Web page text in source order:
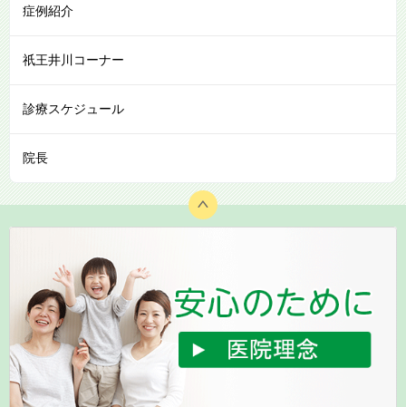
症例紹介
祇王井川コーナー
診療スケジュール
院長